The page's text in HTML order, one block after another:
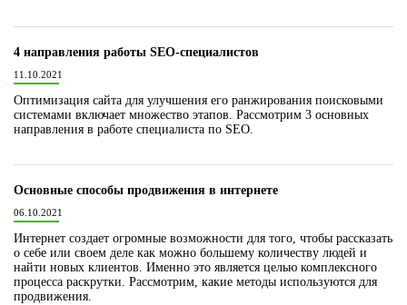
4 направления работы SEO-специалистов
11.10.2021
Оптимизация сайта для улучшения его ранжирования поисковыми
системами включает множество этапов. Рассмотрим 3 основных
направления в работе специалиста по SEO.
Основные способы продвижения в интернете
06.10.2021
Интернет создает огромные возможности для того, чтобы рассказать
о себе или своем деле как можно большему количеству людей и
найти новых клиентов. Именно это является целью комплексного
процесса раскрутки. Рассмотрим, какие методы используются для
продвижения.